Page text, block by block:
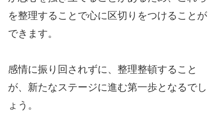
を整理することで心に区切りをつけることが
できます。
感情に振り回されずに、整理整頓すること
が、新たなステージに進む第一歩となるでし
ょう。